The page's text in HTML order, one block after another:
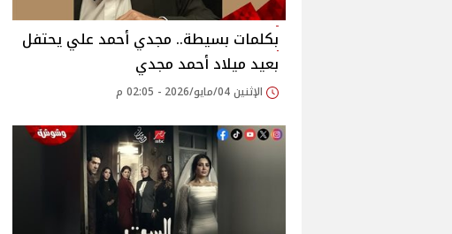
بكلمات بسيطة.. مجدي أحمد علي يحتفل
بعيد ميلاد أحمد مجدي
الإثنين 04/مايو/2026 - 02:05 م